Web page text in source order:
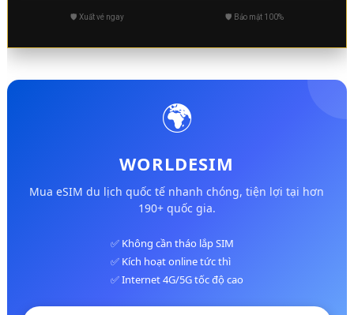
🛡️ Xuất vé ngay 🛡️ Bảo mật 100%
🌍
WORLDESIM
Mua eSIM du lịch quốc tế nhanh chóng, tiện lợi tại hơn
190+ quốc gia.
✅ Không cần tháo lắp SIM
✅ Kích hoạt online tức thì
✅ Internet 4G/5G tốc độ cao